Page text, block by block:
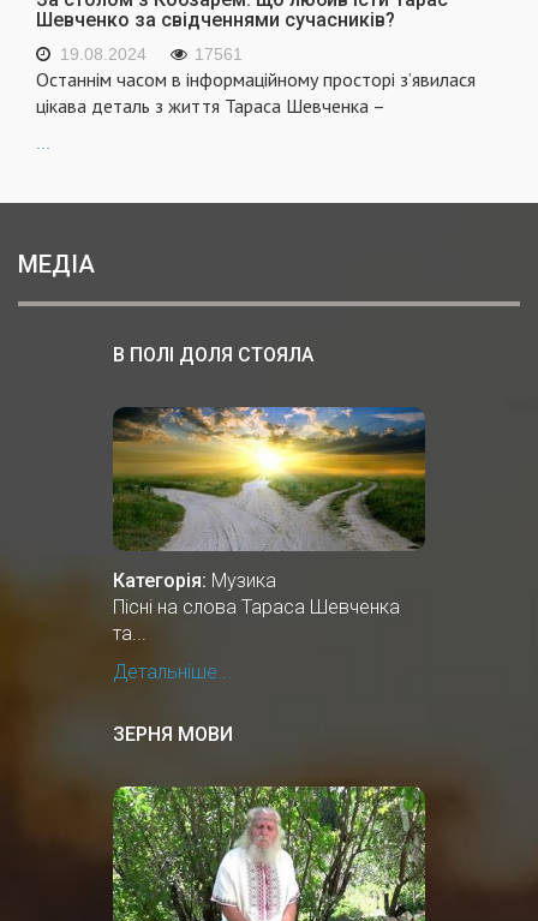
Шевченко за свідченнями сучасників?
19.08.2024 17561
Останнім часом в інформаційному просторі з’явилася
цікава деталь з життя Тараса Шевченка –
МЕДІА
В ПОЛІ ДОЛЯ СТОЯЛА
Категорія: Музика
Пісні на слова Тараса Шевченка
та...
Детальніше...
ЗЕРНЯ МОВИ